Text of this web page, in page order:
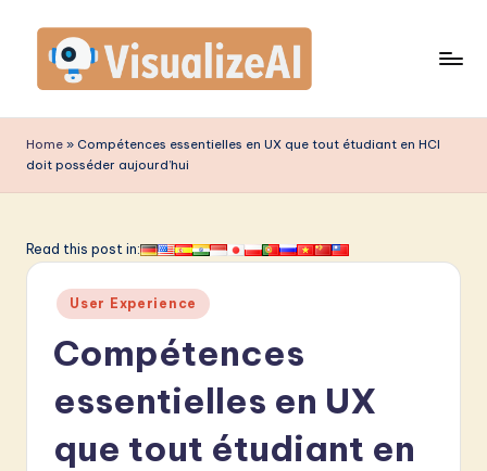
content
is
u
li
A
Home » Compétences essentielles en UX que tout étudiant en HCI
doit posséder aujourd’hui
Read this post in:
Posted
in
User Experience
Compétences
essentielles en UX
que tout étudiant en